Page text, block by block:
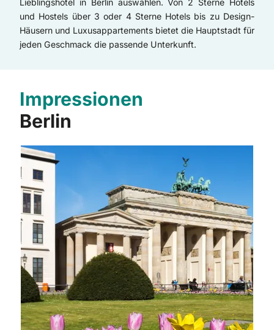
Lieblingshotel in Berlin auswählen. Von 2 Sterne Hotels
und Hostels über 3 oder 4 Sterne Hotels bis zu Design-
Häusern und Luxusappartements bietet die Hauptstadt für
jeden Geschmack die passende Unterkunft.
Impressionen
Berlin